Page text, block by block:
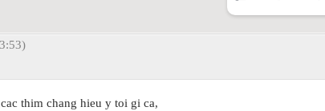
thim chang hieu y toi gi ca,